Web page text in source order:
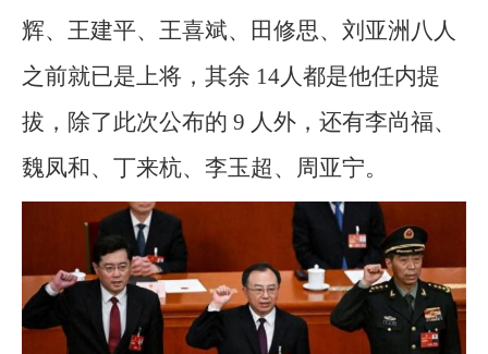
辉、王建平、王喜斌、田修思、刘亚洲八人
之前就已是上将，其余 14人都是他任内提
拔，除了此次公布的 9 人外，还有李尚福、
魏凤和、丁来杭、李玉超、周亚宁。